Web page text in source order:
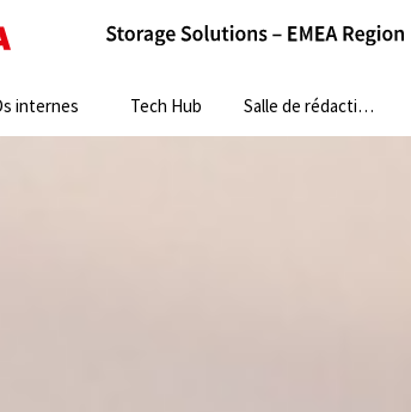
internes Tech Hub Salle de rédaction